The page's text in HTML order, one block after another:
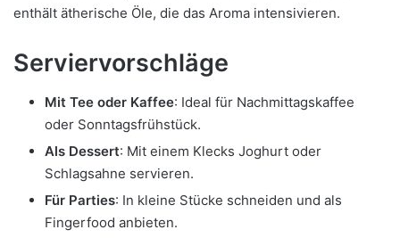
enthält ätherische Öle, die das Aroma intensivieren.
Serviervorschläge
Mit Tee oder Kaffee: Ideal für Nachmittagskaffee
oder Sonntagsfrühstück.
Als Dessert: Mit einem Klecks Joghurt oder
Schlagsahne servieren.
Für Parties: In kleine Stücke schneiden und als
Fingerfood anbieten.